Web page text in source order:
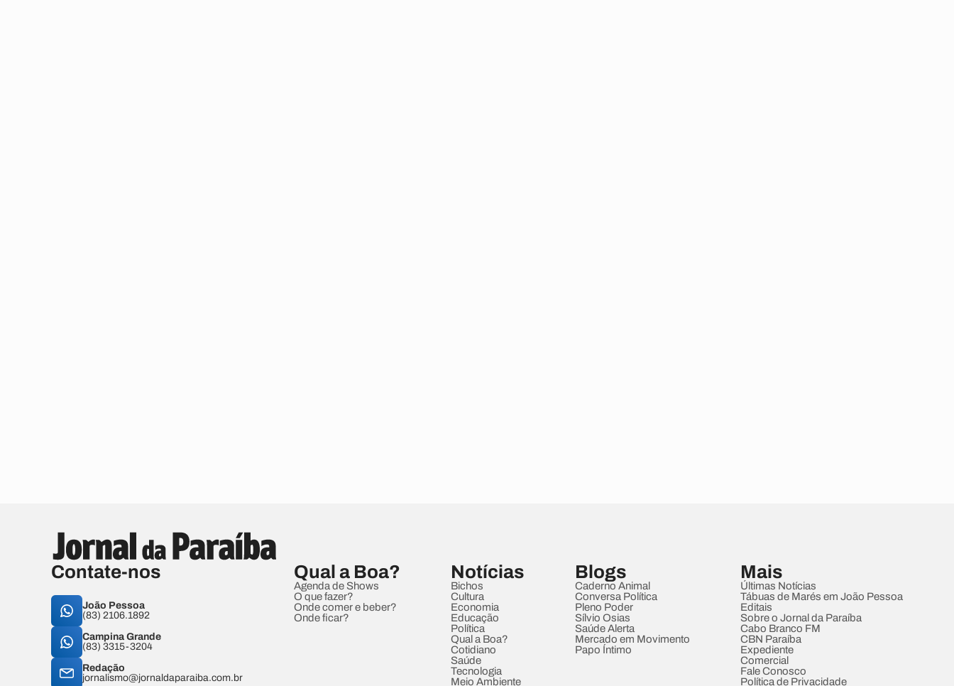
Contate-nos
João Pessoa
(83) 2106.1892
Campina Grande
(83) 3315-3204
Redação
jornalismo@jornaldaparaiba.com.br
Qual a Boa?
Agenda de Shows
O que fazer?
Onde comer e beber?
Onde ficar?
Notícias
Bichos
Cultura
Economia
Educação
Política
Qual a Boa?
Cotidiano
Saúde
Tecnologia
Meio Ambiente
Blogs
Caderno Animal
Conversa Política
Pleno Poder
Sílvio Osias
Saúde Alerta
Mercado em Movimento
Papo Íntimo
Mais
Últimas Notícias
Tábuas de Marés em João Pessoa
Editais
Sobre o Jornal da Paraíba
Cabo Branco FM
CBN Paraíba
Expediente
Comercial
Fale Conosco
Política de Privacidade